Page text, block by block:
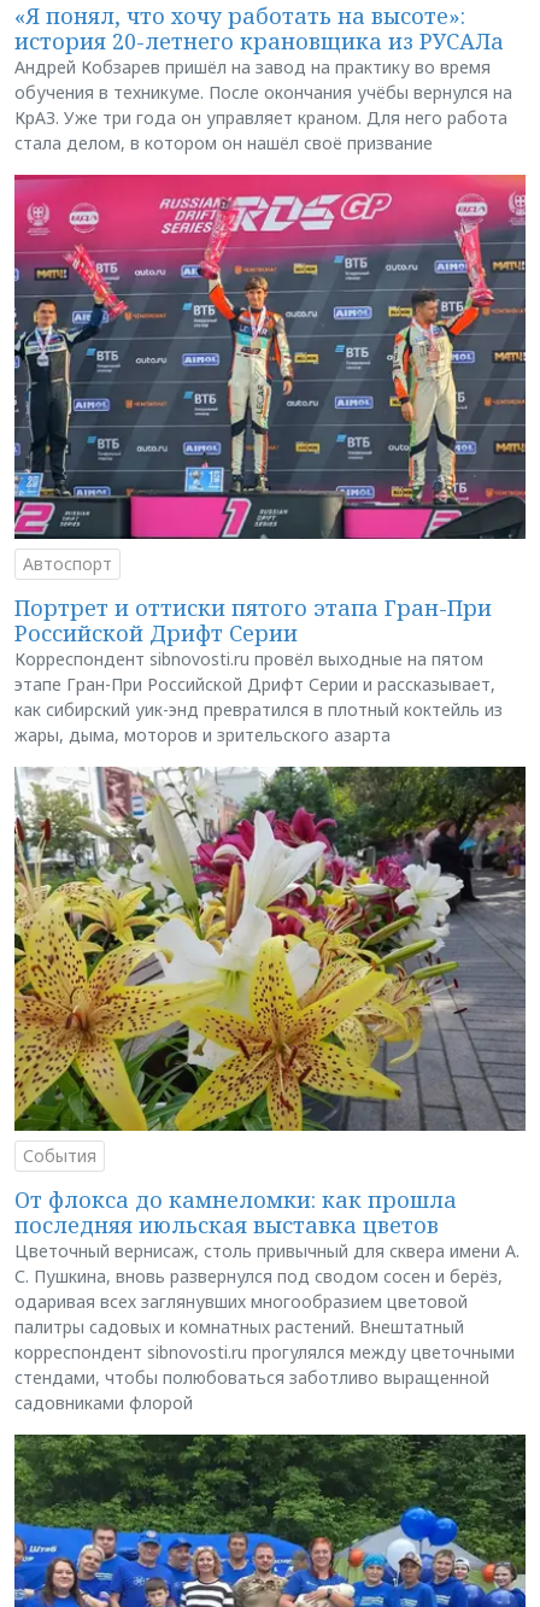
«Я понял, что хочу работать на высоте»:
история 20-летнего крановщика из РУСАЛа
Андрей Кобзарев пришёл на завод на практику во время
обучения в техникуме. После окончания учёбы вернулся на
КрАЗ. Уже три года он управляет краном. Для него работа
стала делом, в котором он нашёл своё призвание
Автоспорт
Портрет и оттиски пятого этапа Гран-При
Российской Дрифт Серии
Корреспондент sibnovosti.ru провёл выходные на пятом
этапе Гран-При Российской Дрифт Серии и рассказывает,
как сибирский уик-энд превратился в плотный коктейль из
жары, дыма, моторов и зрительского азарта
События
От флокса до камнеломки: как прошла
последняя июльская выставка цветов
Цветочный вернисаж, столь привычный для сквера имени А.
С. Пушкина, вновь развернулся под сводом сосен и берёз,
одаривая всех заглянувших многообразием цветовой
палитры садовых и комнатных растений. Внештатный
корреспондент sibnovosti.ru прогулялся между цветочными
стендами, чтобы полюбоваться заботливо выращенной
садовниками флорой